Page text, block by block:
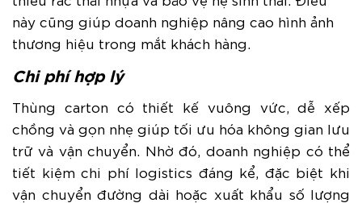
này cũng giúp doanh nghiệp nâng cao hình ảnh
thương hiệu trong mắt khách hàng.
Chi phí hợp lý
Thùng carton có thiết kế vuông vức, dễ xếp
chồng và gọn nhẹ giúp tối ưu hóa không gian lưu
trữ và vận chuyển. Nhờ đó, doanh nghiệp có thể
tiết kiệm chi phí logistics đáng kể, đặc biệt khi
vận chuyển đường dài hoặc xuất khẩu số lượng